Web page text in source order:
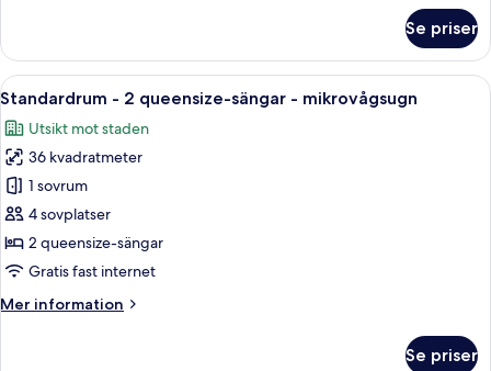
-
kingsize-
-
mikrovågsugn
Se priser
Öppna
alla
foton
för
Standardrum
-
2
queensize-
-
Ett hotellrum med två sängar, ett
5
Standardrum - 2 queensize-sängar - mikrovågsugn
Utsikt mot staden
36 kvadratmeter
1 sovrum
4 sovplatser
2 queensize-sängar
Gratis fast internet
Mer information
Mer
Se priser